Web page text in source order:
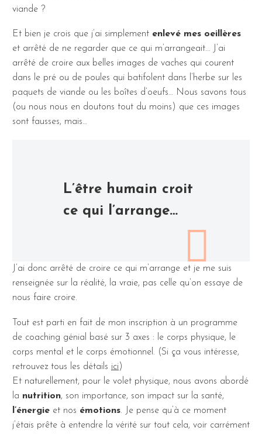
viande ?
Et bien je crois que j’ai simplement enlevé mes oeillères
et arrêté de ne regarder que ce qui m’arrangeait… J’ai
arrêté de croire aux belles images de vaches qui courent
dans le pré ou de poules qui batifolent dans l’herbe sur les
paquets de viande ou les boîtes d’oeufs… Nous savons tous
(ou nous nous en doutons tout du moins) que ces images
sont fausses, mais…
L’être humain croit
ce qui l’arrange…
J’ai donc arrêté de croire ce qui m’arrange et je me suis
renseignée sur la réalité, la vraie, pas celle qu’on essaye de
nous faire croire.
Tout est parti en fait de mon inscription à un programme
de coaching génial basé sur 3 axes : le corps physique, le
corps mental et le corps émotionnel. (Si ça vous intéresse,
retrouvez tous les détails ici)
Et naturellement, pour le volet physique, nous avons abordé
la nutrition, son importance, son impact sur la santé,
l’énergie et nos émotions. Je pense qu’à ce moment
j’étais prête à entendre la vérité sur tout cela, voir carrément